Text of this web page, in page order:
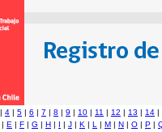
| 4 | 5 | 6 | 7 | 8 | 9 | 10 | 11 | 12 | 13 | 14 |
| E | F | G | H | I | J | K | L | M | N | O | P |